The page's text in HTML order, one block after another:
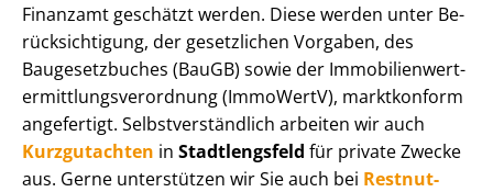
Finanzamt geschätzt werden. Diese werden unter Be­
rück­sich­ti­gung, der gesetzlichen Vorgaben, des
Baugesetzbuches (BauGB) sowie der Im­mo­bi­li­en­wert­
ermitt­lungs­ver­ord­nung (ImmoWertV), marktkonform
angefertigt. Selbst­ver­ständ­lich arbeiten wir auch
Kurzgutachten in Stadtlengsfeld für private Zwecke
aus. Gerne unterstützen wir Sie auch bei Rest­nut­